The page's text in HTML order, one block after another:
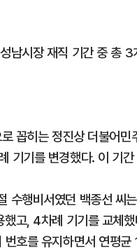
남시장 재직 기간 중 총
꼽히는 정진상 더불어
기기를 변경했다. 이 기
수행비서였던 백종선
했고, 4차례 기기를 교체
호를 유지하면서 연평